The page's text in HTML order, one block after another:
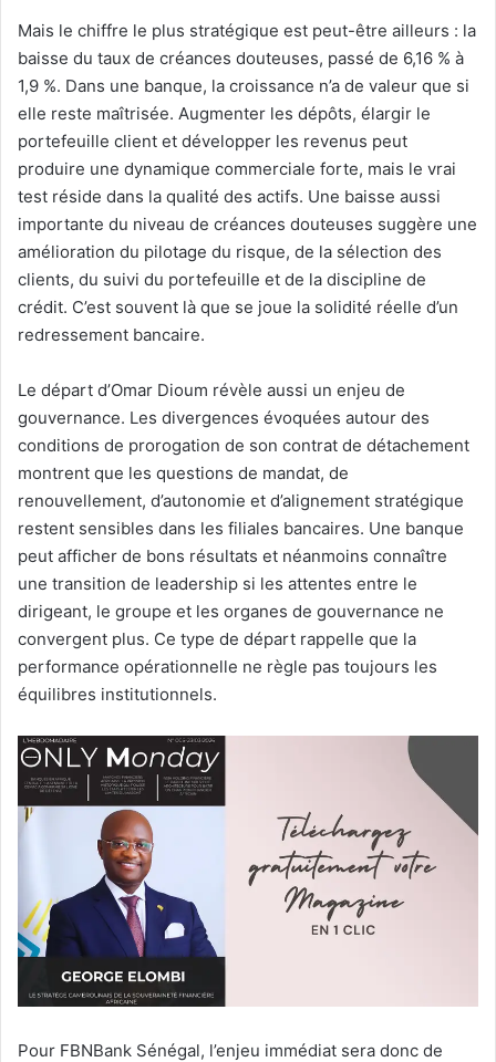
Mais le chiffre le plus stratégique est peut-être ailleurs : la
baisse du taux de créances douteuses, passé de 6,16 % à
1,9 %. Dans une banque, la croissance n’a de valeur que si
elle reste maîtrisée. Augmenter les dépôts, élargir le
portefeuille client et développer les revenus peut
produire une dynamique commerciale forte, mais le vrai
test réside dans la qualité des actifs. Une baisse aussi
importante du niveau de créances douteuses suggère une
amélioration du pilotage du risque, de la sélection des
clients, du suivi du portefeuille et de la discipline de
crédit. C’est souvent là que se joue la solidité réelle d’un
redressement bancaire.
Le départ d’Omar Dioum révèle aussi un enjeu de
gouvernance. Les divergences évoquées autour des
conditions de prorogation de son contrat de détachement
montrent que les questions de mandat, de
renouvellement, d’autonomie et d’alignement stratégique
restent sensibles dans les filiales bancaires. Une banque
peut afficher de bons résultats et néanmoins connaître
une transition de leadership si les attentes entre le
dirigeant, le groupe et les organes de gouvernance ne
convergent plus. Ce type de départ rappelle que la
performance opérationnelle ne règle pas toujours les
équilibres institutionnels.
Pour FBNBank Sénégal, l’enjeu immédiat sera donc de